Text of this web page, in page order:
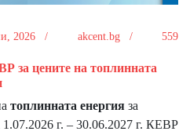
2026 / akcent.bg / 559
за цените на топлинната
топлинната енергия за
г. – 30.06.2027 г. КЕВР